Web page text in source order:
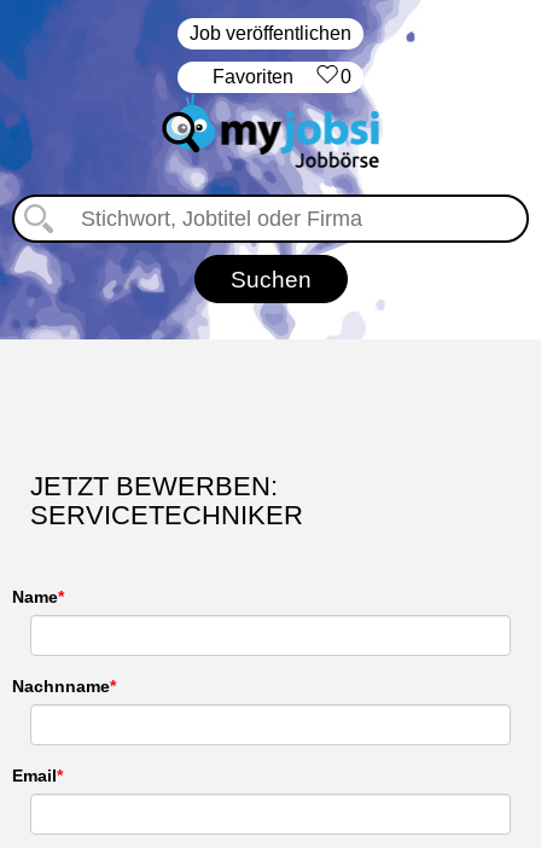
Job veröffentlichen
‏Favoriten 0
JETZT BEWERBEN:
SERVICETECHNIKER
Name
Nachnname
Email